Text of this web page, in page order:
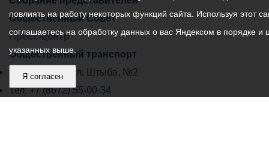
Общественный Совет
Пресс-центр
Общественный транспорт
Владикавказ, пл. Штыба, №2
Тел:+7 (8672) 55-00-34
повлиять на работу некоторых функций сайта. Используя этот
соглашаетесь на обработку данных о вас Яндексом в порядке и
указанных выше.
Я согласен